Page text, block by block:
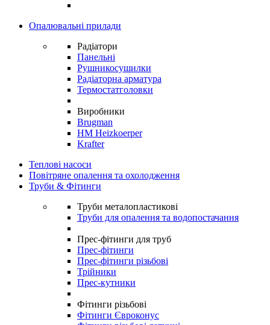
Опалювальні прилади
Радіатори
Панельні
Рушникосушилки
Радіаторна арматура
Термостатголовки
Виробники
Brugman
HM Heizkoerper
Krafter
Теплові насоси
Повітряне опалення та охолодження
Труби & Фітинги
Труби металопластикові
Труби для опалення та водопостачання
Прес-фітинги для труб
Прес-фітинги
Прес-фітинги різьбові
Трійники
Прес-кутники
Фітинги різьбові
Фітинги Євроконус